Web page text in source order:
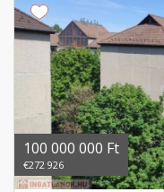
100 000 000 Ft
€272 926